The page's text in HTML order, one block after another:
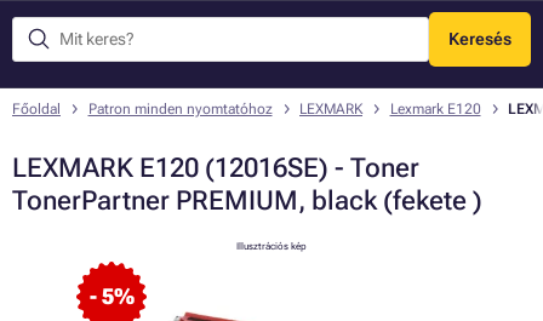
Keresés
Menü
Főoldal Patron minden nyomtatóhoz LEXMARK Lexmark E120
LEXMARK E120 (12016SE) - Toner
TonerPartner PREMIUM, black (fekete )
- 5%
Illusztrációs kép